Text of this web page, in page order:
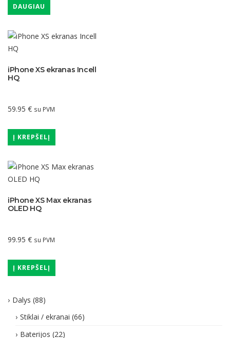
DAUGIAU
iPhone XS ekranas Incell
HQ
59.95 € su PVM
Į KREPŠELĮ
iPhone XS Max ekranas
OLED HQ
99.95 € su PVM
Į KREPŠELĮ
Dalys (88)
Stiklai / ekranai (66)
Baterijos (22)